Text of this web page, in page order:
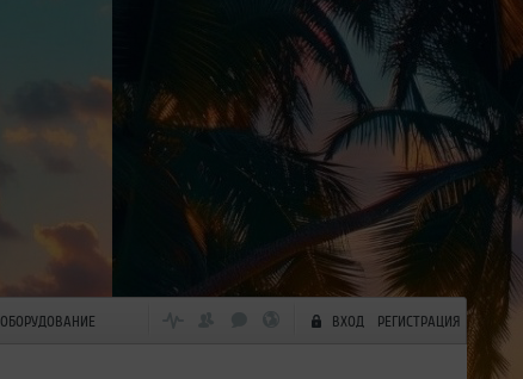
ОБОРУДОВАНИЕ ВХОД РЕГИСТРАЦИЯ